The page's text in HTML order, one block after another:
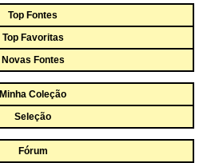
Top Fontes
Top Favoritas
Novas Fontes
Minha Coleção
Seleção
Fórum